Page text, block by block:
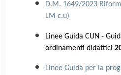
D.M. 1649/2023
LM c.u)
Linee Guida CUN -
ordinamenti didattici
Linee Guida per la